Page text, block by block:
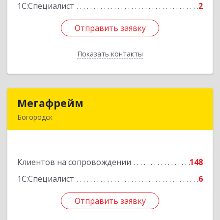
1С:Специалист 2
Отправить заявку
Показать контакты
Отправить заявку
Назад
Мегафрейм
Богородск
Клиентов на сопровождении
148
1С:Специалист
6
Отправить заявку
Подробнее
Отправить заявку